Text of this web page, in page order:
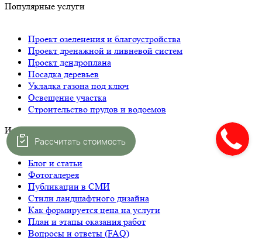
Популярные услуги
Проект озеленения и благоустройства
Проект дренажной и ливневой систем
Проект дендроплана
Посадка деревьев
Укладка газона под ключ
Освещение участка
Строительство прудов и водоемов
Интересное
Блог и статьи
Фотогалерея
Публикации в СМИ
Стили ландшафтного дизайна
Как формируется цена на услуги
План и этапы оказания работ
Вопросы и ответы (FAQ)
Рассчитать стоимость